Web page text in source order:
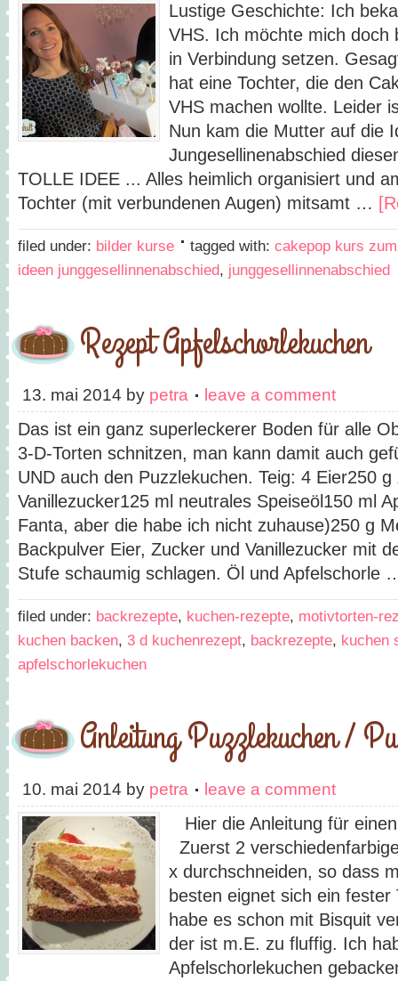
Lustige Geschichte: Ich
VHS. Ich möchte mich doch
in Verbindung setzen.
hat eine Tochter, die den
VHS machen wollte. Leider
Nun kam die Mutter auf die
Jungesellinenabschied
TOLLE IDEE ... Alles heimlich organisiert und
Tochter (mit verbundenen Augen) mitsamt …
filed under: bilder kurse tagged with: cakepop kurs
ideen junggesellinnenabschied, junggesellinnenabschied
Rezept Apfelschorlekuchen
13. mai 2014 by petra leave a comment
Das ist ein ganz superleckerer Boden für alle
3-D-Torten schnitzen, man kann damit auch
UND auch den Puzzlekuchen. Teig: 4 Eier250 g
Vanillezucker125 ml neutrales Speiseöl150 ml
Fanta, aber die habe ich nicht zuhause)250 g
Backpulver Eier, Zucker und Vanillezucker mit
Stufe schaumig schlagen. Öl und Apfelschorle
filed under: backrezepte, kuchen-rezepte, motivtorten-
kuchen backen, 3 d kuchenrezept, backrezepte, kuchen
apfelschorlekuchen
Anleitung Puzzlekuchen /
10. mai 2014 by petra leave a comment
Hier die Anleitung für
Zuerst 2
x durchschneiden, so dass
besten eignet sich ein
habe es schon mit Bisquit
der ist m.E. zu fluffig. Ich
Apfelschorlekuchen